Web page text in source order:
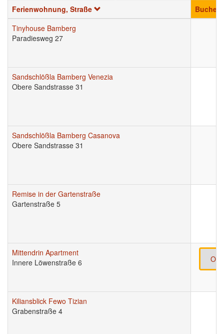
Ferienwohnung, Straße
Buchen
Tinyhouse Bamberg
Paradiesweg 27
Sandschlößla Bamberg Venezia
Obere Sandstrasse 31
Sandschlößla Bamberg Casanova
Obere Sandstrasse 31
Remise in der Gartenstraße
Gartenstraße 5
Mittendrin Apartment
Innere Löwenstraße 6
Kiliansblick Fewo Tizian
Grabenstraße 4